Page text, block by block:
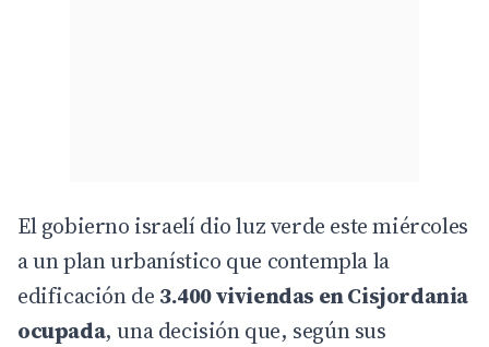
El gobierno israelí dio luz verde este miércoles
a un plan urbanístico que contempla la
edificación de 3.400 viviendas en Cisjordania
ocupada, una decisión que, según sus